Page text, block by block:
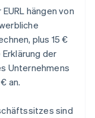
hängen von
plus 15 €
der
Unternehmens
an.
sind